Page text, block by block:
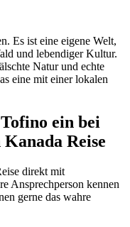
Es ist eine eigene Welt,
und lebendiger Kultur.
Natur und echte
eine mit einer lokalen
ein bei
Reise
direkt mit
Ansprechperson kennen
gerne das wahre